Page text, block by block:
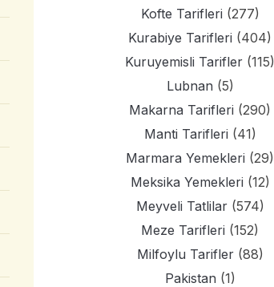
Kofte Tarifleri (277)
Kurabiye Tarifleri (404)
Kuruyemisli Tarifler (115)
Lubnan (5)
Makarna Tarifleri (290)
Manti Tarifleri (41)
Marmara Yemekleri (29)
Meksika Yemekleri (12)
Meyveli Tatlilar(574)
Meze Tarifleri (152)
Milfoylu Tarifler(88)
Pakistan (1)